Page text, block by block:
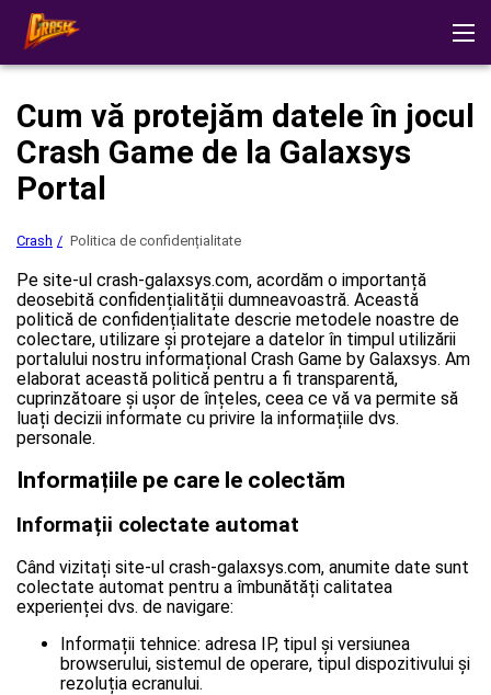
Alte jocuri
Joacă la cazinou
Cum vă protejăm datele în jocul
Crash Game de la Galaxsys
Portal
Crash Politica de confidențialitate
Pe site-ul crash-galaxsys.com, acordăm o importanță
deosebită confidențialității dumneavoastră. Această
politică de confidențialitate descrie metodele noastre de
colectare, utilizare și protejare a datelor în timpul utilizării
portalului nostru informațional Crash Game by Galaxsys. Am
elaborat această politică pentru a fi transparentă,
cuprinzătoare și ușor de înțeles, ceea ce vă va permite să
luați decizii informate cu privire la informațiile dvs.
personale.
Informațiile pe care le colectăm
Informații colectate automat
Când vizitați site-ul crash-galaxsys.com, anumite date sunt
colectate automat pentru a îmbunătăți calitatea
experienței dvs. de navigare:
Informații tehnice: adresa IP, tipul și versiunea
browserului, sistemul de operare, tipul dispozitivului și
rezoluția ecranului.